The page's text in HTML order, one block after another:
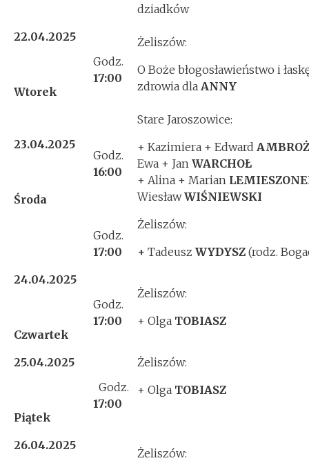
dziadków
22.04.2025
Wtorek
Godz.
17:00
Żeliszów:
O Boże błogosławieństwo i
zdrowia dla ANNY
23.04.2025
Środa
Godz.
16:00
Stare Jaroszowice:
+ Kazimiera + Edward
Ewa + Jan WARCHOŁ
+ Alina + Marian
WiesławWIŚNIEWSKI
Godz.
17:00
Żeliszów:
+ Tadeusz WYDYSZ (rodz.
24.04.2025
Czwartek
Godz.
17:00
Żeliszów:
+ Olga TOBIASZ
25.04.2025
Piątek
Godz.
17:00
Żeliszów:
+ Olga TOBIASZ
26.04.2025
Żeliszów: